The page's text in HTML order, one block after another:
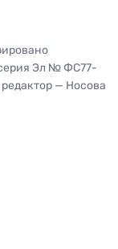
Эл № ФС77-
— Носова